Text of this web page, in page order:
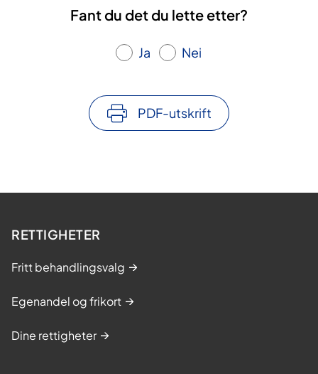
Fant du det du lette etter?
Ja Nei
PDF-utskrift
RETTIGHETER
Fritt behandlingsvalg
Egenandel og frikort
Dine rettigheter